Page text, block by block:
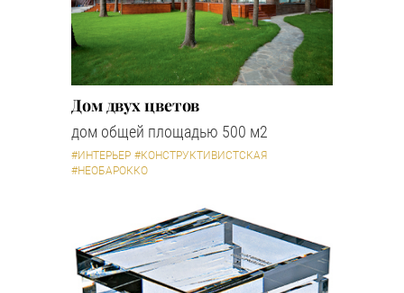
Дом двух цветов
дом общей площадью 500 м2
#ИНТЕРЬЕР #КОНСТРУКТИВИСТСКАЯ
#НЕОБАРОККО